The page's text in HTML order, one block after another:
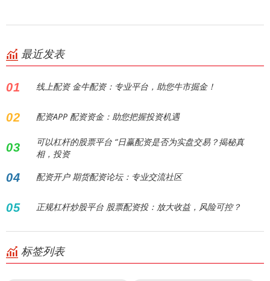
最近发表
01 线上配资 金牛配资：专业平台，助您牛市掘金！
02 配资APP 配资资金：助您把握投资机遇
03
可以杠杆的股票平台 “日赢配资是否为实盘交易？揭秘真
相，投资
04 配资开户 期货配资论坛：专业交流社区
05 正规杠杆炒股平台 股票配资投：放大收益，风险可控？
标签列表